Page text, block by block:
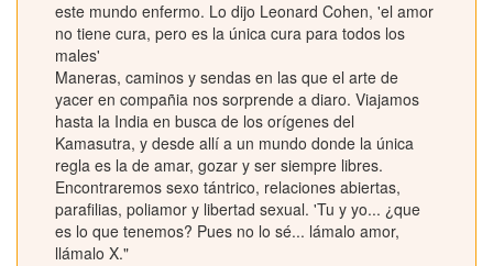
este mundo enfermo. Lo dijo Leonard Cohen, 'el amor
no tiene cura, pero es la única cura para todos los
males'
Maneras, caminos y sendas en las que el arte de
yacer en compañia nos sorprende a diaro. Viajamos
hasta la India en busca de los orígenes del
Kamasutra, y desde allí a un mundo donde la única
regla es la de amar, gozar y ser siempre libres.
Encontraremos sexo tántrico, relaciones abiertas,
parafilias, poliamor y libertad sexual. 'Tu y yo... ¿que
es lo que tenemos? Pues no lo sé... lámalo amor,
llámalo X."